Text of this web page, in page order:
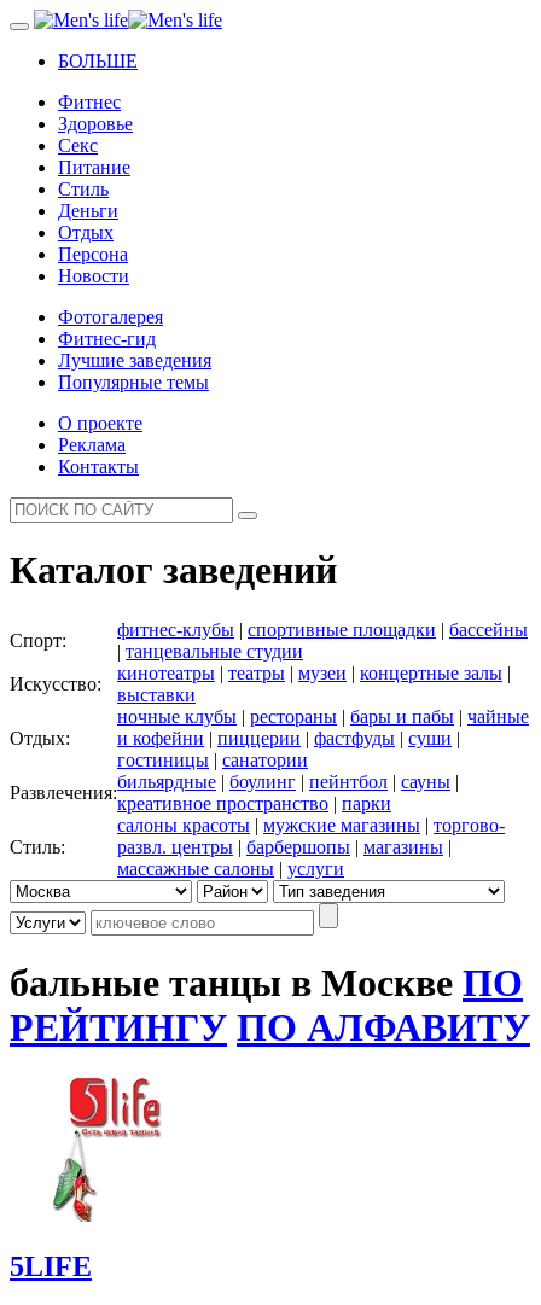
БОЛЬШЕ
Фитнес
Здоровье
Секс
Питание
Стиль
Деньги
Отдых
Персона
Новости
Фотогалерея
Фитнес-гид
Лучшие заведения
Популярные темы
О проекте
Реклама
Контакты
Каталог заведений
Спорт:
фитнес-клубы | спортивные площадки | бассейны
| танцевальные студии
Искусство:
кинотеатры | театры | музеи | концертные залы |
выставки
Отдых:
ночные клубы | рестораны | бары и пабы | чайные
и кофейни | пиццерии | фастфуды | суши |
гостиницы | санатории
Развлечения:
бильярдные | боулинг | пейнтбол | сауны |
креативное пространство | парки
Стиль:
салоны красоты | мужские магазины | торгово-
развл. центры | барбершопы | магазины |
массажные салоны | услуги
бальные танцы в Москве ПО
РЕЙТИНГУ ПО АЛФАВИТУ
5LIFE